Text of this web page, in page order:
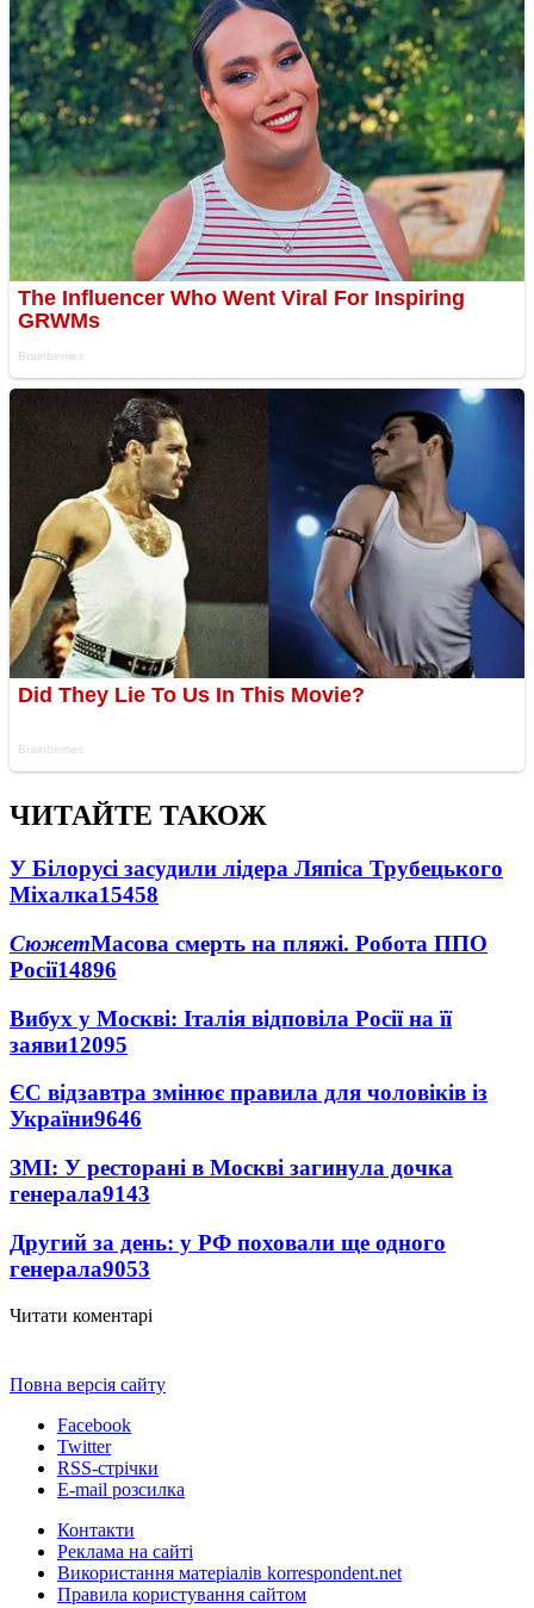
ЧИТАЙТЕ ТАКОЖ
У Білорусі засудили лідера Ляпіса Трубецького
Міхалка15458
СюжетМасова смерть на пляжі. Робота ППО
Росії14896
Вибух у Москві: Італія відповіла Росії на її
заяви12095
ЄС відзавтра змінює правила для чоловіків із
України9646
ЗМІ: У ресторані в Москві загинула дочка
генерала9143
Другий за день: у РФ поховали ще одного
генерала9053
Читати коментарі
Повна версія сайту
Facebook
Twitter
RSS-стрічки
E-mail розсилка
Контакти
Реклама на сайті
Використання матеріалів korrespondent.net
Правила користування сайтом